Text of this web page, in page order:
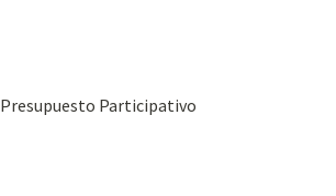
Presupuesto Participativo